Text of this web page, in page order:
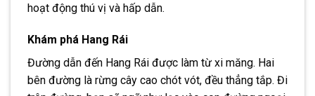
hoạt động thú vị và hấp dẫn.
Khám phá Hang Rái
Đường dẫn đến Hang Rái được làm từ xi măng. Hai
bên đường là rừng cây cao chót vót, đều thẳng tắp. Đi